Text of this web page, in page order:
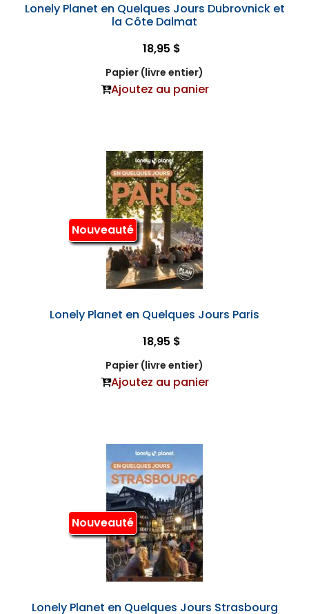
Lonely Planet en Quelques Jours Dubrovnick et
la Côte Dalmat
18,95 $
Papier (livre entier)
Ajoutez au panier
Nouveauté
Lonely Planet en Quelques Jours Paris
18,95 $
Papier (livre entier)
Ajoutez au panier
Nouveauté
Lonely Planet en Quelques Jours Strasbourg